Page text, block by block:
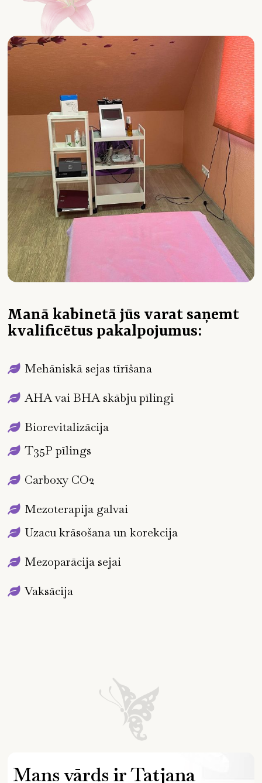
Manā kabinetā jūs varat saņemt
kvalificētus pakalpojumus:
Mehāniskā sejas tīrīšana
AHA vai BHA skābju pīlingi
Biorevitalizācija
T35P pīlings
Carboxy CO2
Mezoterapija galvai
Uzacu krāsošana un korekcija
Mezoparācija sejai
Vaksācija
Mans vārds ir Tatjana